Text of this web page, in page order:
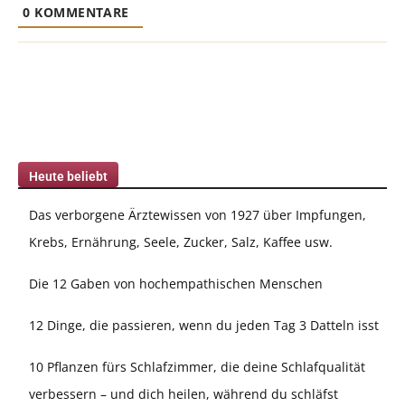
0 KOMMENTARE
Heute beliebt
Das verborgene Ärztewissen von 1927 über Impfungen,
Krebs, Ernährung, Seele, Zucker, Salz, Kaffee usw.
Die 12 Gaben von hochempathischen Menschen
12 Dinge, die passieren, wenn du jeden Tag 3 Datteln isst
10 Pflanzen fürs Schlafzimmer, die deine Schlafqualität
verbessern – und dich heilen, während du schläfst